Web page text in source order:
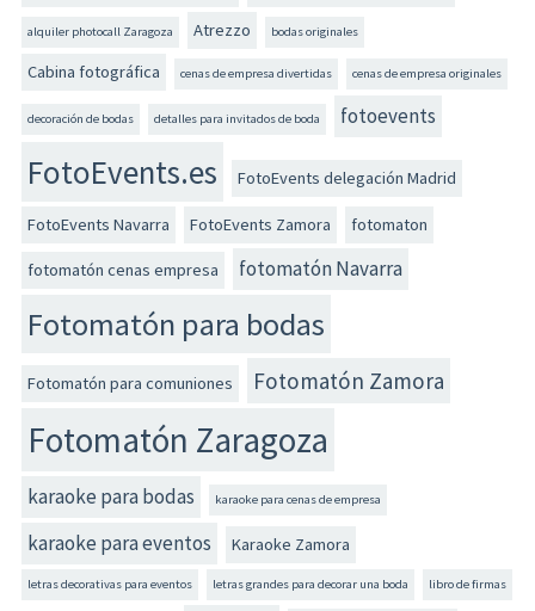
alquiler photocall Zaragoza Atrezzo bodas originales
Cabina fotográfica cenas de empresa divertidas cenas de empresa originales
decoración de bodas detalles para invitados de boda fotoevents
FotoEvents.es FotoEvents delegación Madrid
FotoEvents Navarra FotoEvents Zamora fotomaton
fotomatón cenas empresa fotomatón Navarra
Fotomatón para bodas
Fotomatón para comuniones Fotomatón Zamora
Fotomatón Zaragoza
karaoke para bodas karaoke para cenas de empresa
karaoke para eventos Karaoke Zamora
letras decorativas para eventos letras grandes para decorar una boda libro de firmas